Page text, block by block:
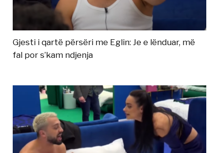
Gjesti i qartë përsëri me Eglin: Je e lënduar, më
fal por s’kam ndjenja